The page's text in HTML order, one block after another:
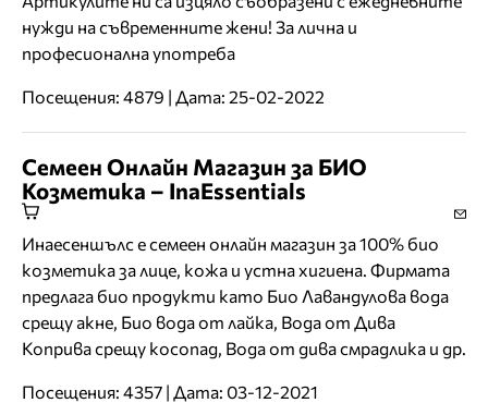
нужди на съвременните жени! За лична и
професионална употреба
Посещения: 4879 | Дата: 25-02-2022
Семеен Онлайн Магазин за БИО
Козметика – InaEssentials
Инаесеншълс e семеен онлайн магазин за 100% био
козметика за лице, кожа и устна хигиена. Фирмата
предлага био продукти като Био Лавандулова вода
срещу акне, Био вода от лайка, Вода от Дива
Коприва срещу косопад, Вода от дива смрадлика и др.
Посещения: 4357 | Дата: 03-12-2021